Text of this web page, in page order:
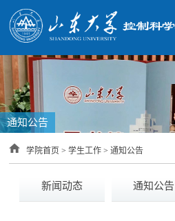
通知公告
学院首页 >学生工作 >通知公告
新闻动态 通知公告